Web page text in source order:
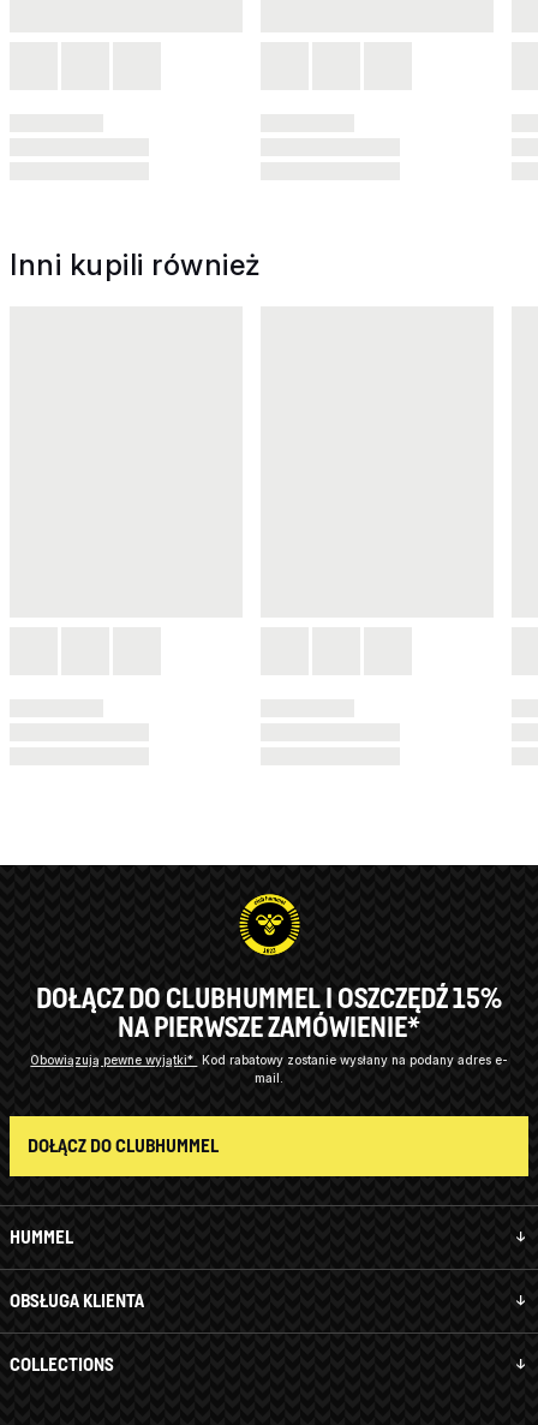
Inni kupili również
HUMMEL
OBSŁUGA KLIENTA
COLLECTIONS
DOŁĄCZ DO CLUBHUMMEL I OSZCZĘDŹ 15%
NA PIERWSZE ZAMÓWIENIE*
Obowiązują pewne wyjątki* Kod rabatowy zostanie wysłany na podany adres e-
mail.
DOŁĄCZ DO CLUBHUMMEL